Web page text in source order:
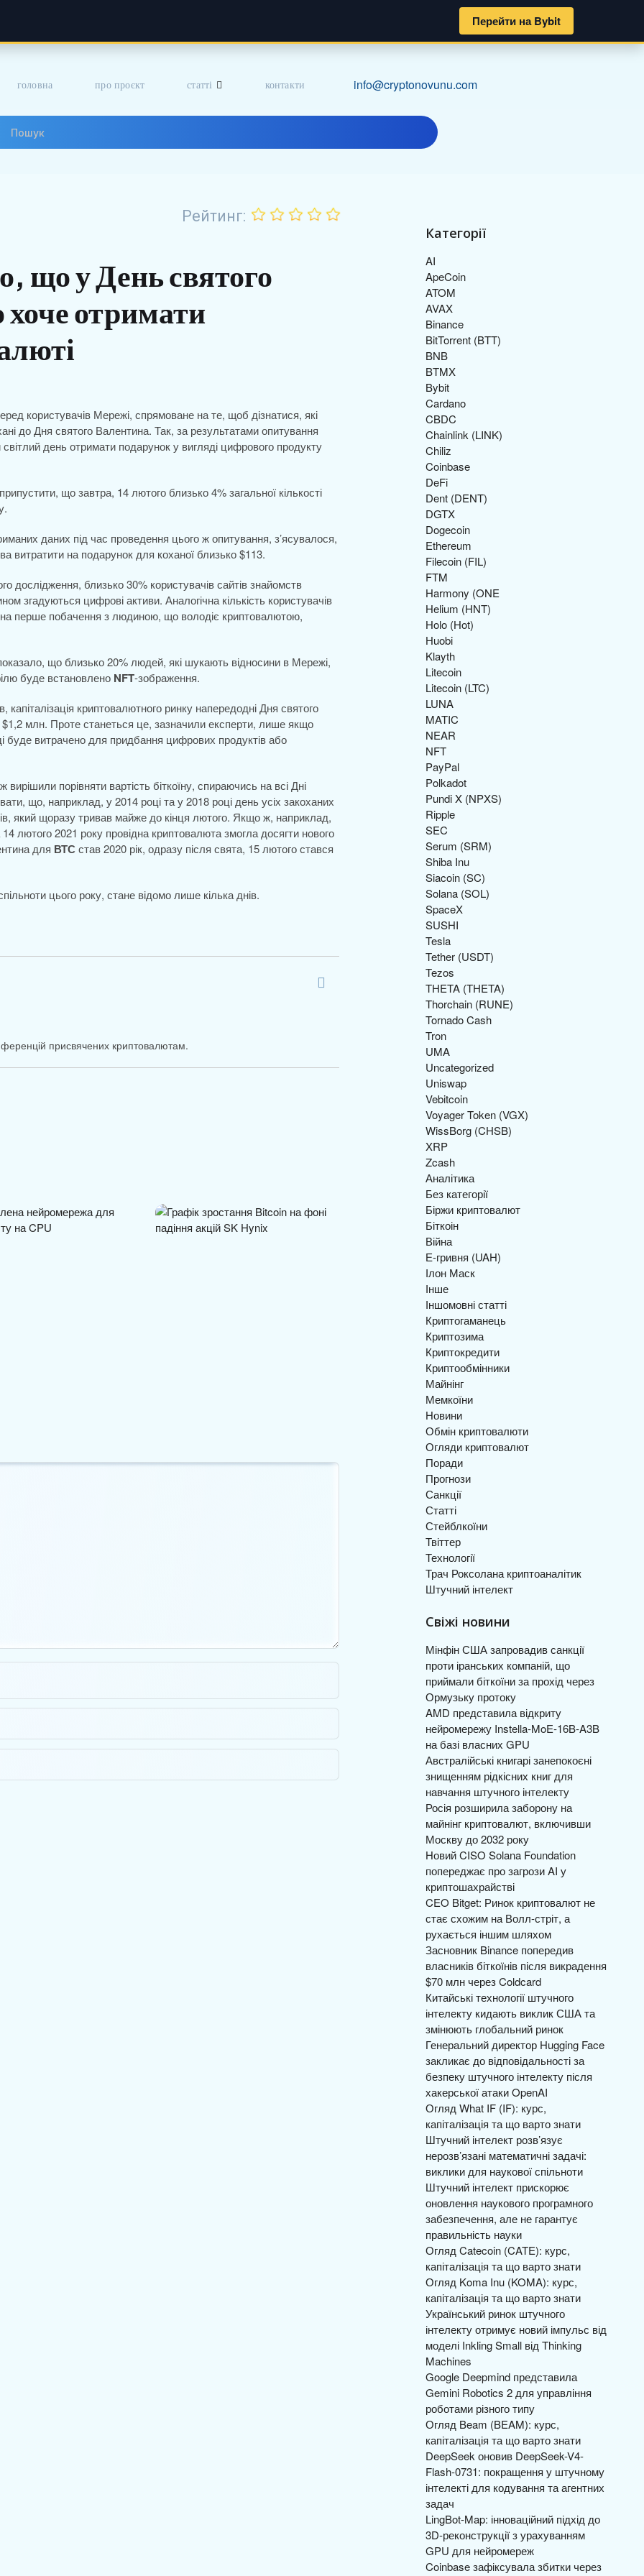
Перейти на Bybit
головна про проєкт статті контакти info@cryptonovunu.com
Рейтинг:
що у День святого
хоче отримати
користувачів Мережі, спрямоване на те, щоб дізнатися, які
до Дня святого Валентина. Так, за результатами опитування
день отримати подарунок у вигляді цифрового продукту
що завтра, 14 лютого близько 4% загальної кількості
даних під час проведення цього ж опитування, з’ясувалося,
витратити на подарунок для коханої близько $113.
дослідження, близько 30% користувачів сайтів знайомств
згадуються цифрові активи. Аналогічна кількість користувачів
на перше побачення з людиною, що володіє криптовалютою,
що близько 20% людей, які шукають відносини в Мережі,
буде встановлено NFT-зображення.
криптовалютного ринку напередодні Дня святого
млн. Проте станеться це, зазначили експерти, лише якщо
буде витрачено для придбання цифрових продуктів або
вирішили порівняти вартість біткоїну, спираючись на всі Дні
що, наприклад, у 2014 році та у 2018 році день усіх закоханих
який щоразу тривав майже до кінця лютого. Якщо ж, наприклад,
лютого 2021 року провідна криптовалюта змогла досягти нового
для ВТСстав 2020 рік, одразу після свята, 15 лютого стався
цього року, стане відомо лише кілька днів.
присвячених криптовалютам.
Категорії
AI
ApeCoin
ATOM
AVAX
Binance
BitTorrent (BTT)
BNB
BTMX
Bybit
Cardano
CBDC
Chainlink (LINK)
Chiliz
Coinbase
DeFi
Dent (DENT)
DGTX
Dogecoin
Ethereum
Filecoin (FIL)
FTM
Harmony (ONE
Helium (HNT)
Holo (Hot)
Huobi
Klayth
Litecoin
Litecoin (LTC)
LUNA
MATIC
NEAR
NFT
PayPal
Polkadot
Pundi X (NPXS)
Ripple
SEC
Serum (SRM)
Shiba Inu
Siacoin (SC)
Solana (SOL)
SpaceX
SUSHI
Tesla
Tether (USDT)
Tezos
THETA (THETA)
Thorchain (RUNE)
Tornado Cash
Tron
UMA
Uncategorized
Uniswap
Vebitcoin
Voyager Token (VGX)
WissBorg (CHSB)
XRP
Zcash
Аналітика
Без категорії
Біржи криптовалют
Біткоін
Війна
Е-гривня (UAH)
Ілон Маск
Інше
Іншомовні статті
Криптогаманець
Криптозима
Криптокредити
Криптообмінники
Майнінг
Мемкоїни
Новини
Обмін криптовалюти
Огляди криптовалют
Поради
Прогнози
Санкції
Статті
Стейблкоїни
Твіттер
Технології
Трач Роксолана криптоаналітик
Штучний інтелект
Свіжі новини
Мінфін США запровадив санкції
проти іранських компаній, що
приймали біткоїни за прохід через
Ормузьку протоку
AMD представила відкриту
нейромережу Instella-MoE-16B-A3B
на базі власних GPU
Австралійські книгарі занепокоєні
знищенням рідкісних книг для
навчання штучного інтелекту
Росія розширила заборону на
майнінг криптовалют, включивши
Москву до 2032 року
Новий CISO Solana Foundation
попереджає про загрози AI у
криптошахрайстві
CEO Bitget: Ринок криптовалют не
стає схожим на Волл-стріт, а
рухається іншим шляхом
Засновник Binance попередив
власників біткоїнів після викрадення
$70 млн через Coldcard
Китайські технології штучного
інтелекту кидають виклик США та
змінюють глобальний ринок
Генеральний директор Hugging Face
закликає до відповідальності за
безпеку штучного інтелекту після
хакерської атаки OpenAI
Огляд What IF (IF): курс,
капіталізація та що варто знати
Штучний інтелект розв’язує
нерозв’язані математичні задачі:
виклики для наукової спільноти
Штучний інтелект прискорює
оновлення наукового програмного
забезпечення, але не гарантує
правильність науки
Огляд Catecoin (CATE): курс,
капіталізація та що варто знати
Огляд Koma Inu (KOMA): курс,
капіталізація та що варто знати
Український ринок штучного
інтелекту отримує новий імпульс від
моделі Inkling Small від Thinking
Machines
Google Deepmind представила
Gemini Robotics 2 для управління
роботами різного типу
Огляд Beam (BEAM): курс,
капіталізація та що варто знати
DeepSeek оновив DeepSeek-V4-
Flash-0731: покращення у штучному
інтелекті для кодування та агентних
задач
LingBot-Map: інноваційний підхід до
3D-реконструкції з урахуванням
GPU для нейромереж
Coinbase зафіксувала збитки через